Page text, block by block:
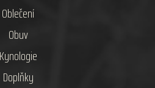
Oblečení
Obuv
Kynologie
Doplňky